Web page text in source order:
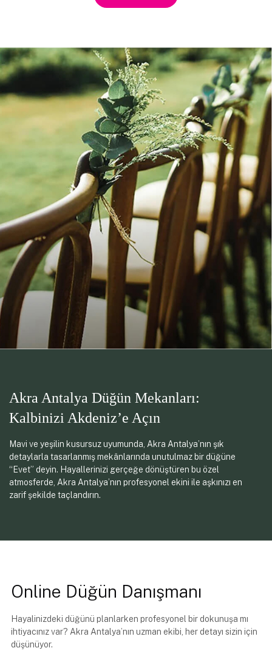
Akra Antalya Düğün Mekanları:
Kalbinizi Akdeniz’e Açın
Mavi ve yeşilin kusursuz uyumunda, Akra Antalya’nın şık
detaylarla tasarlanmış mekânlarında unutulmaz bir düğüne
“Evet” deyin. Hayallerinizi gerçeğe dönüştüren bu özel
atmosferde, Akra Antalya’nın profesyonel ekini ile aşkınızı en
zarif şekilde taçlandırın.
Online Düğün Danışmanı
Hayalinizdeki düğünü planlarken profesyonel bir dokunuşa mı
ihtiyacınız var? Akra Antalya’nın uzman ekibi, her detayı sizin için
düşünüyor.